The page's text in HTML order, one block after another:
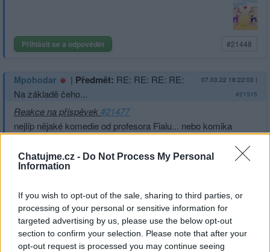
Chatujme.cz - Do Not Process My Personal
Information
If you wish to opt-out of the sale, sharing to third parties, or
processing of your personal or sensitive information for
targeted advertising by us, please use the below opt-out
section to confirm your selection. Please note that after your
opt-out request is processed you may continue seeing
Přihlásit se a odpovědět #21448
Mpohodar | Předmět: RE: RE: RE: RE:
Na základě čeho...
07.03.22 18:22:03 |
#21515
Reakce na příspěvek#21477
nejlíp nějaké komedie od profesora Fialu... nebo komika
Přihlásit se a odpovědět #21477
KamilaLiska |Předmět:RE: RE: RE: Na 07.03.22 18:19:43